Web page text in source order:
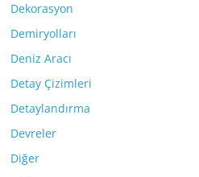
Dekorasyon
Demiryolları
Deniz Aracı
Detay Çizimleri
Detaylandırma
Devreler
Diğer